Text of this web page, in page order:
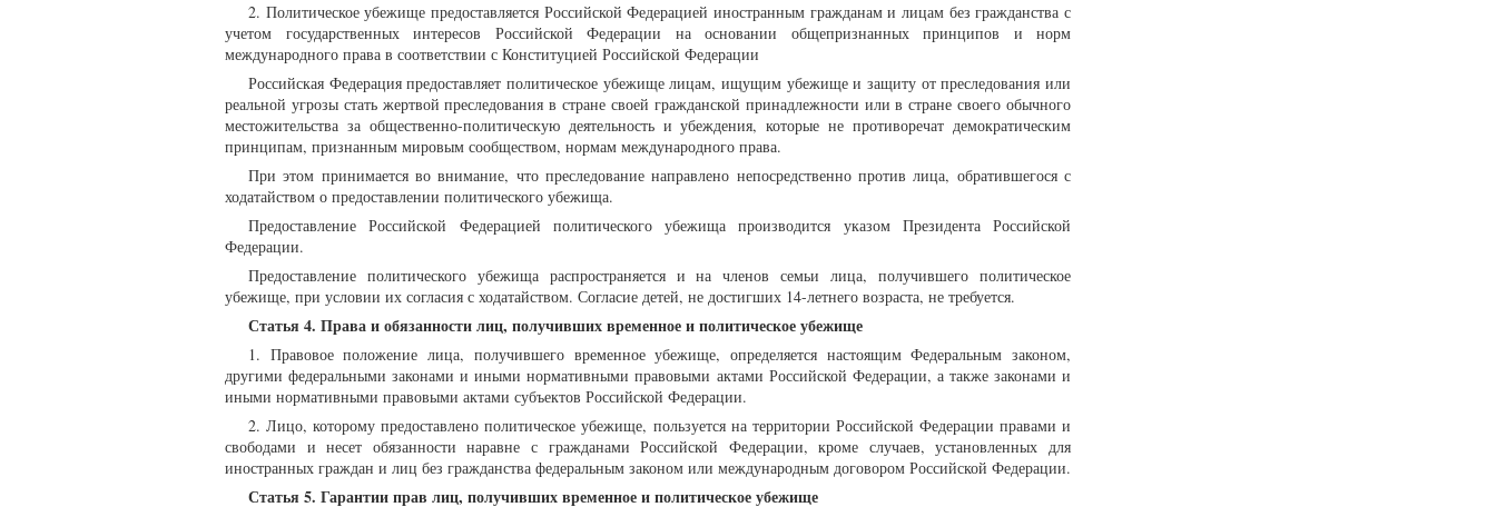
2. Политическое убежище предоставляется Российской Федерацией иностранным гражданам и лицам без гражданства с
учетом государственных интересов Российской Федерации на основании общепризнанных принципов и норм
международного права в соответствии с Конституцией Российской Федерации
Российская Федерация предоставляет политическое убежище лицам, ищущим убежище и защиту от преследования или
реальной угрозы стать жертвой преследования в стране своей гражданской принадлежности или в стране своего обычного
местожительства за общественно-политическую деятельность и убеждения, которые не противоречат демократическим
принципам, признанным мировым сообществом, нормам международного права.
При этом принимается во внимание, что преследование направлено непосредственно против лица, обратившегося с
ходатайством о предоставлении политического убежища.
Предоставление Российской Федерацией политического убежища производится указом Президента Российской
Федерации.
Предоставление политического убежища распространяется и на членов семьи лица, получившего политическое
убежище, при условии их согласия с ходатайством. Согласие детей, не достигших 14-летнего возраста, не требуется.
Статья 4. Права и обязанности лиц, получивших временное и политическое убежище
1. Правовое положение лица, получившего временное убежище, определяется настоящим Федеральным законом,
другими федеральными законами и иными нормативными правовыми актами Российской Федерации, а также законами и
иными нормативными правовыми актами субъектов Российской Федерации.
2. Лицо, которому предоставлено политическое убежище, пользуется на территории Российской Федерации правами и
свободами и несет обязанности наравне с гражданами Российской Федерации, кроме случаев, установленных для
иностранных граждан и лиц без гражданства федеральным законом или международным договором Российской Федерации.
Статья 5. Гарантии прав лиц, получивших временное и политическое убежище